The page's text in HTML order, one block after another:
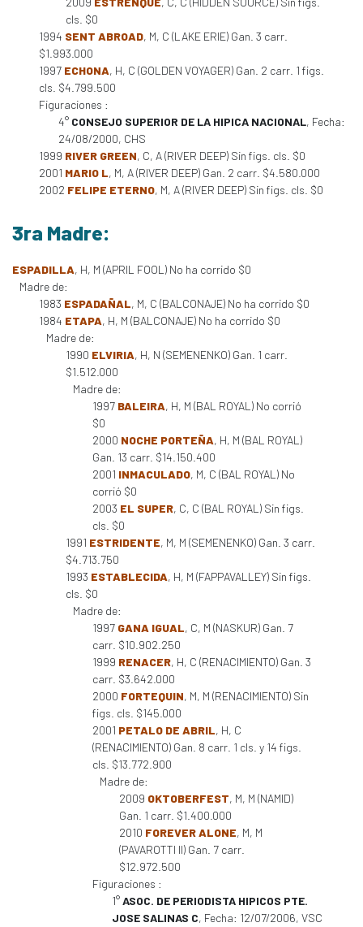
cls. $0
1994 SENT ABROAD, M, C (LAKE ERIE) Gan. 3 carr.
$1.993.000
1997 ECHONA, H, C (GOLDEN VOYAGER) Gan. 2 carr. 1 figs.
cls. $4.799.500
Figuraciones :
4° CONSEJO SUPERIOR DE LA HIPICA NACIONAL, Fecha:
24/08/2000, CHS
1999 RIVER GREEN, C, A (RIVER DEEP) Sin figs. cls. $0
2001 MARIO L, M, A (RIVER DEEP) Gan. 2 carr. $4.580.000
2002 FELIPE ETERNO, M, A (RIVER DEEP) Sin figs. cls. $0
3ra Madre:
ESPADILLA, H, M (APRIL FOOL) No ha corrido $0
Madre de:
1983 ESPADAÑAL, M, C (BALCONAJE) No ha corrido $0
1984 ETAPA, H, M (BALCONAJE) No ha corrido $0
Madre de:
1990 ELVIRIA, H, N (SEMENENKO) Gan. 1 carr.
$1.512.000
Madre de:
1997 BALEIRA, H, M (BAL ROYAL) No corrió
$0
2000 NOCHE PORTEÑA, H, M (BAL ROYAL)
Gan. 13 carr. $14.150.400
2001 INMACULADO, M, C (BAL ROYAL) No
corrió $0
2003 EL SUPER, C, C (BAL ROYAL) Sin figs.
cls. $0
1991 ESTRIDENTE, M, M (SEMENENKO) Gan. 3 carr.
$4.713.750
1993 ESTABLECIDA, H, M (FAPPAVALLEY) Sin figs.
cls. $0
Madre de:
1997 GANA IGUAL, C, M (NASKUR) Gan. 7
carr. $10.902.250
1999 RENACER, H, C (RENACIMIENTO) Gan. 3
carr. $3.642.000
2000 FORTEQUIN, M, M (RENACIMIENTO) Sin
figs. cls. $145.000
2001 PETALO DE ABRIL, H, C
(RENACIMIENTO) Gan. 8 carr. 1 cls. y 14 figs.
cls. $13.772.900
Madre de:
2009 OKTOBERFEST, M, M (NAMID)
Gan. 1 carr. $1.400.000
2010 FOREVER ALONE, M, M
(PAVAROTTI II) Gan. 7 carr.
$12.972.500
Figuraciones :
1°ASOC. DE PERIODISTA HIPICOS PTE.
JOSE SALINAS C, Fecha: 12/07/2006, VSC